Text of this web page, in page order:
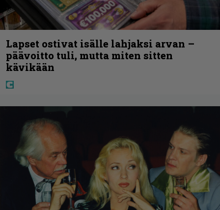
Lapset ostivat isälle lahjaksi arvan –
päävoitto tuli, mutta miten sitten
kävikään